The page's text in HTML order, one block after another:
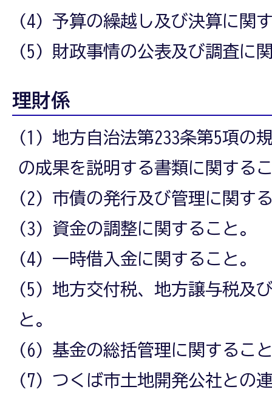
(4) 予算の繰越し及び決算に関
(5) 財政事情の公表及び調査に
理財係
(1) 地方自治法第233条第5項の
の成果を説明する書類に関する
(2) 市債の発行及び管理に関す
(3) 資金の調整に関すること。
(4) 一時借入金に関すること。
(5) 地方交付税、地方譲与税及
と。
(6) 基金の総括管理に関するこ
(7) つくば市土地開発公社との